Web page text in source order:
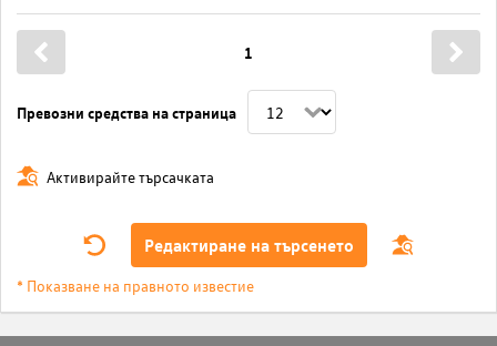
Превозни средства на страница
1
Активирайте търсачката
Редактиране на търсенето
* Показване на правното известие